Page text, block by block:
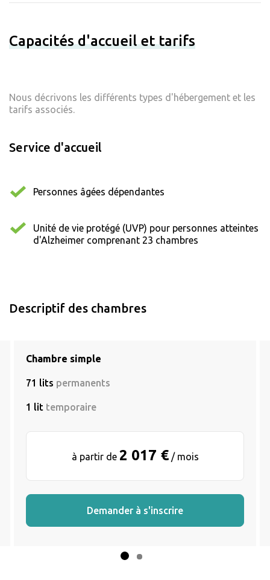
Capacités d'accueil et tarifs
Nous décrivons les différents types d'hébergement et les
tarifs associés.
Service d'accueil
Personnes âgées dépendantes
Unité de vie protégé (UVP) pour personnes atteintes
d'Alzheimer comprenant 23 chambres
Descriptif des chambres
Chambre simple
71 lits permanents
1 lit temporaire
à partir de 2 017 €/ mois
Demander à s'inscrire